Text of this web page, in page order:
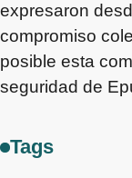
expresaron
compromiso
posible esta
seguridad de
Tags